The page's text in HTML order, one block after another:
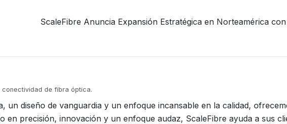
ScaleFibre Anuncia Expansión Estratégica en Norteamérica
conectividad de fibra óptica.
un diseño de vanguardia y un enfoque incansable en la calidad,
en precisión, innovación y un enfoque audaz, ScaleFibre ayuda a sus